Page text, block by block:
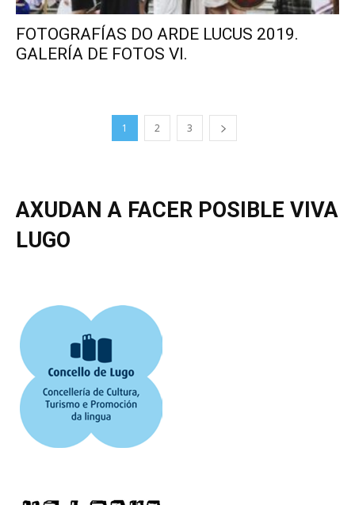
FOTOGRAFÍAS DO ARDE LUCUS 2019.
GALERÍA DE FOTOS VI.
1 2 3
AXUDAN A FACER POSIBLE VIVA
LUGO